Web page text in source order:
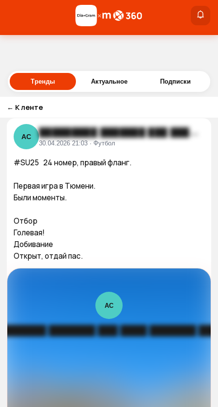
Войти
×
Тренды Актуальное Подписки
← К ленте
АС █████████ ███████ ███ ████
30.04.2026 21:03 · Футбол
#SU25   24 номер, правый фланг.
Первая игра в Тюмени.
Были моменты.
Отбор
Голевая!
Добивание
Открыт, отдай пас.
АС
███████ ███ ████ ███████